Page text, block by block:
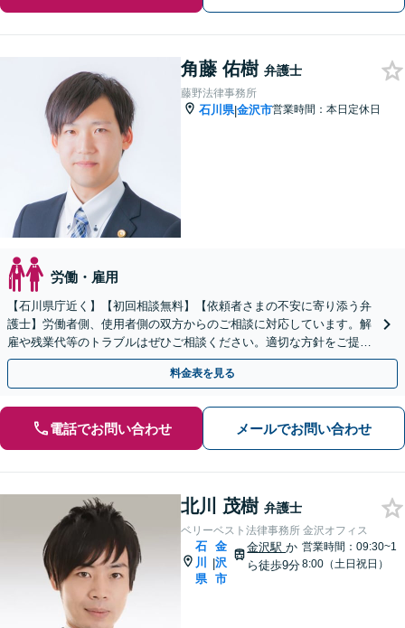
角藤 佑樹 弁護士
藤野法律事務所
石川県|金沢市営業時間：本日定休日
労働・雇用
【石川県庁近く】【初回相談無料】【依頼者さまの不安に寄り添う弁
護士】労働者側、使用者側の双方からのご相談に対応しています。解
雇や残業代等のトラブルはぜひご相談ください。適切な方針をご提示
し、納得できる解決を目指します。
料金表を見る
電話でお問い合わせ メールでお問い合わせ
北川 茂樹 弁護士
ベリーベスト法律事務所 金沢オフィス
石
川
県
|
金
沢
市
金沢駅か
ら徒歩9分
営業時間：09:30~1
8:00（土日祝日）